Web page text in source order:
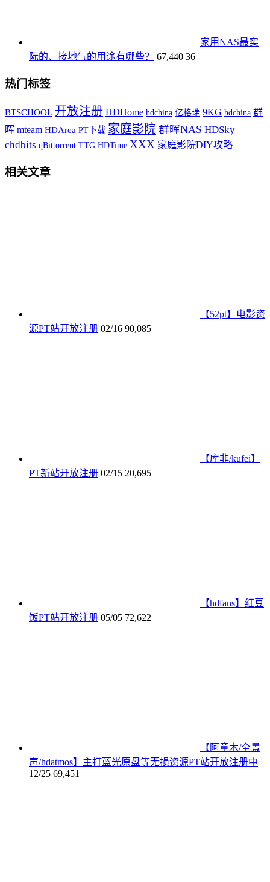
家用NAS最实
际的、接地气的用途有哪些？
67,440 36
热门标签
BTSCHOOL 开放注册 HDHome hdchina 亿格瑞 9KG hdchina 群
晖 mteam HDArea PT下载 家庭影院 群晖NAS HDSky
chdbits qBittorrent TTG HDTime XXX 家庭影院DIY攻略
相关文章
【52pt】电影资
源PT站开放注册 02/16 90,085
【库非/kufei】
PT新站开放注册 02/15 20,695
【hdfans】红豆
饭PT站开放注册 05/05 72,622
【阿童木/全景
声/hdatmos】主打蓝光原盘等无损资源PT站开放注册中
12/25 69,451